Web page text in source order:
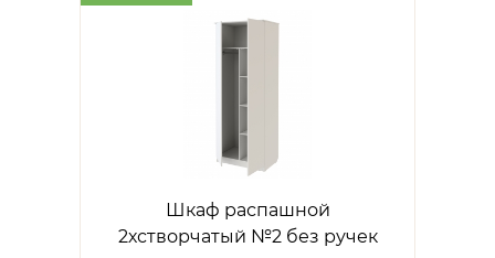
Шкаф распашной
2хстворчатый №2 без ручек